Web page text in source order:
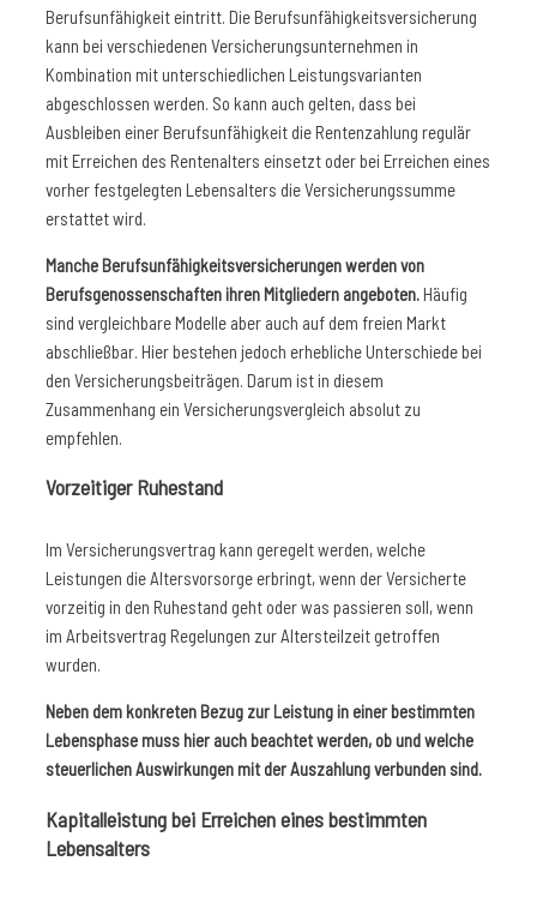
Berufsunfähigkeit eintritt. Die Berufsunfähigkeitsversicherung
kann bei verschiedenen Versicherungsunternehmen in
Kombination mit unterschiedlichen Leistungsvarianten
abgeschlossen werden. So kann auch gelten, dass bei
Ausbleiben einer Berufsunfähigkeit die Rentenzahlung regulär
mit Erreichen des Rentenalters einsetzt oder bei Erreichen eines
vorher festgelegten Lebensalters die Versicherungssumme
erstattet wird.
Manche Berufsunfähigkeitsversicherungen werden von
Berufsgenossenschaften ihren Mitgliedern angeboten. Häufig
sind vergleichbare Modelle aber auch auf dem freien Markt
abschließbar. Hier bestehen jedoch erhebliche Unterschiede bei
den Versicherungsbeiträgen. Darum ist in diesem
Zusammenhang ein Versicherungsvergleich absolut zu
empfehlen.
Vorzeitiger Ruhestand
Im Versicherungsvertrag kann geregelt werden, welche
Leistungen die Altersvorsorge erbringt, wenn der Versicherte
vorzeitig in den Ruhestand geht oder was passieren soll, wenn
im Arbeitsvertrag Regelungen zur Altersteilzeit getroffen
wurden.
Neben dem konkreten Bezug zur Leistung in einer bestimmten
Lebensphase muss hier auch beachtet werden, ob und welche
steuerlichen Auswirkungen mit der Auszahlung verbunden sind.
Kapitalleistung bei Erreichen eines bestimmten
Lebensalters